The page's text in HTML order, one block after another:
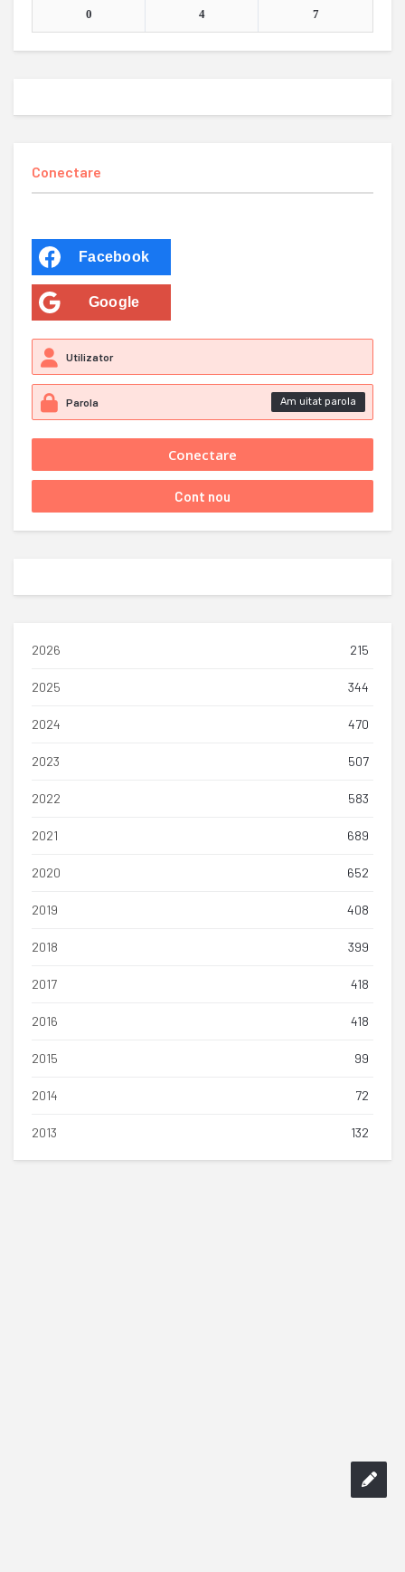
0 4 7
Conectare
Facebook
Google
Am uitat parola
2026 215
2025 344
2024 470
2023 507
2022 583
2021 689
2020 652
2019 408
2018 399
2017 418
2016 418
2015 99
2014 72
2013 132